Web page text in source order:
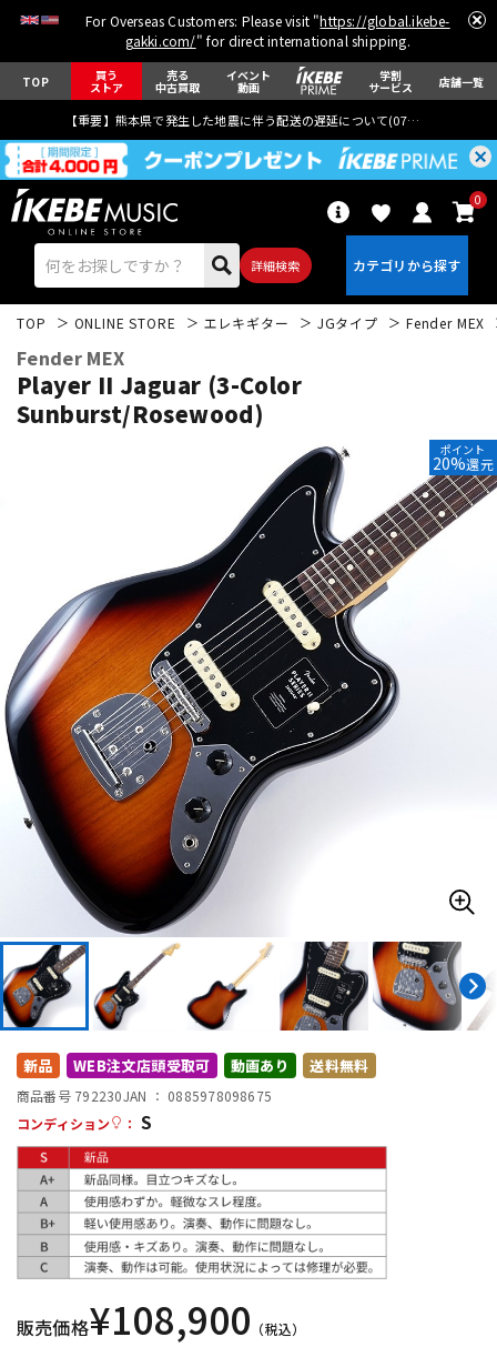
For Overseas Customers: Please visit "https://global.ikebe-
gakki.com/" for direct international shipping.
TOP 買う
ストア
売る
中古買取
イベント
動画
学割
サービス 店舗一覧
【重要】熊本県で発生した地震に伴う配送の遅延について(07月29日
詳細検索
0
アコギ/エレアコ
ウクレレ
ドラム パーカッション
キーボード 電子ピアノ
管楽器
アンプ
DJ機器
DTM オンライン納品 レコーディング機器
配信/ライブ機器
中古 ヴィンテージ
TOP ONLINE STORE エレキギター JGタイプ Fender MEX
Fender MEX
Player II Jaguar (3-Color
Sunburst/Rosewood)
ポイント
20%還元
新品 WEB注文店頭受取可 動画あり 送料無料
商品番号 792230JAN ： 0885978098675
コンディション
： S
販売価格¥108,900 （税込）